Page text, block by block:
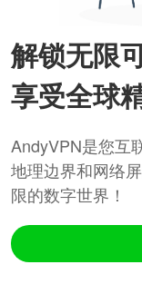
解锁无限
享受全球
AndyVPN是您互
地理边界和网络
限的数字世界！